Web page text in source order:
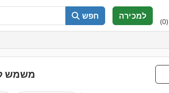
חפש למכירה
(0)
משמש